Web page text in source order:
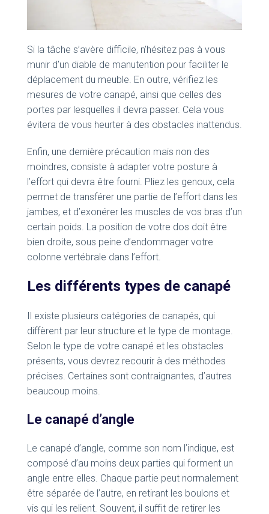
Si la tâche s’avère difficile, n’hésitez pas à vous
munir d’un diable de manutention pour faciliter le
déplacement du meuble. En outre, vérifiez les
mesures de votre canapé, ainsi que celles des
portes par lesquelles il devra passer. Cela vous
évitera de vous heurter à des obstacles inattendus.
Enfin, une dernière précaution mais non des
moindres, consiste à adapter votre posture à
l’effort qui devra être fourni. Pliez les genoux, cela
permet de transférer une partie de l’effort dans les
jambes, et d’exonérer les muscles de vos bras d’un
certain poids. La position de votre dos doit être
bien droite, sous peine d’endommager votre
colonne vertébrale dans l’effort.
Les différents types de canapé
Il existe plusieurs catégories de canapés, qui
diffèrent par leur structure et le type de montage.
Selon le type de votre canapé et les obstacles
présents, vous devrez recourir à des méthodes
précises. Certaines sont contraignantes, d’autres
beaucoup moins.
Le canapé d’angle
Le canapé d’angle, comme son nom l’indique, est
composé d’au moins deux parties qui forment un
angle entre elles. Chaque partie peut normalement
être séparée de l’autre, en retirant les boulons et
vis qui les relient. Souvent, il suffit de retirer les